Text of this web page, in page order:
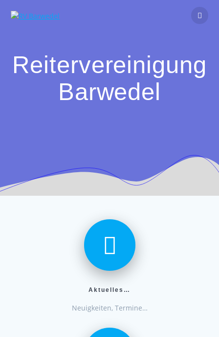
Reitervereinigung
Barwedel
Aktuelles…
Neuigkeiten, Termine…